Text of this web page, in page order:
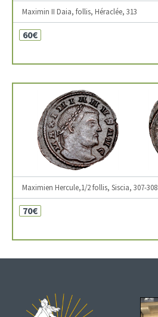
Maximin II Daia, follis, Héraclée, 313
60€
Maximien Hercule,1/2 follis, Siscia, 307-308
70€